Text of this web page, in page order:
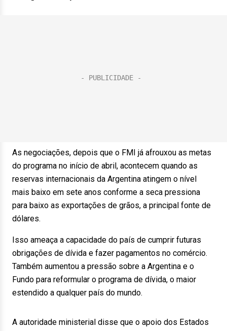
As negociações, depois que o FMI já afrouxou as metas
do programa no início de abril, acontecem quando as
reservas internacionais da Argentina atingem o nível
mais baixo em sete anos conforme a seca pressiona
para baixo as exportações de grãos, a principal fonte de
dólares.
Isso ameaça a capacidade do país de cumprir futuras
obrigações de dívida e fazer pagamentos no comércio.
Também aumentou a pressão sobre a Argentina e o
Fundo para reformular o programa de dívida, o maior
estendido a qualquer país do mundo.
A autoridade ministerial disse que o apoio dos Estados